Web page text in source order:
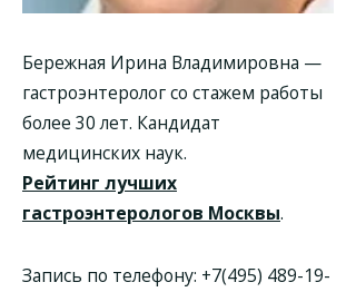
Бережная Ирина Владимировна —
гастроэнтеролог со стажем работы
более 30 лет. Кандидат
медицинских наук.
Рейтинг лучших
гастроэнтерологов Москвы.
Запись по телефону: +7(495) 489-19-